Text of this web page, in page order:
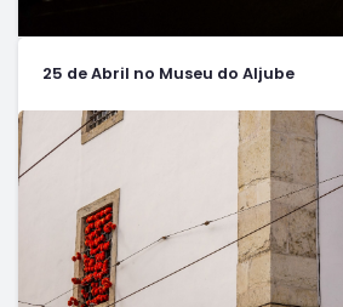
25 de Abril no Museu do Aljube